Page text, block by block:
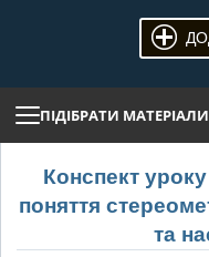
ПІДІБРАТИ МАТЕРІАЛИ
Конспект
поняття
та